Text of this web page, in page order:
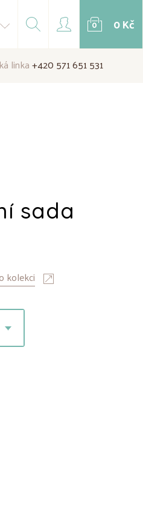
0 0 Kč
linka+420 571 651 531
sada
kolekci